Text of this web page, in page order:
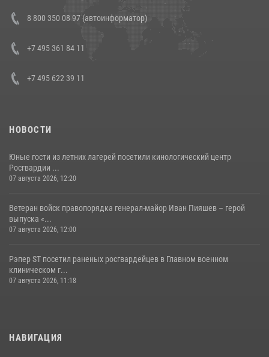
В Росгвардии прошла военно-научная конференция по обобщению
боевого опыта
8 800 350 08 97 (автоинформатор)
+7 495 361 84 11
+7 495 622 39 11
НОВОСТИ
Юные гости из летних лагерей посетили кинологический центр
Росгвардии ...
07 августа 2026, 12:20
Ветеран войск правопорядка генерал-майор Иван Пияшев – герой
выпуска «...
07 августа 2026, 12:00
Рэпер ST посетил раненых росгвардейцев в Главном военном
клиническом г...
07 августа 2026, 11:18
НАВИГАЦИЯ